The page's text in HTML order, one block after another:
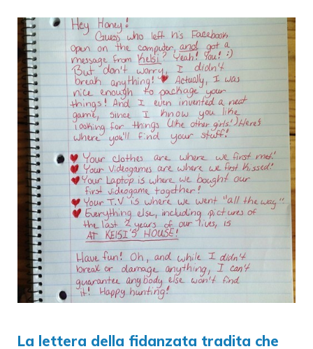
La lettera della fidanzata tradita che